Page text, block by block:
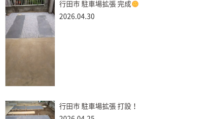
行田市 駐車場拡張 完成
2026.04.30
行田市 駐車場拡張 打設！